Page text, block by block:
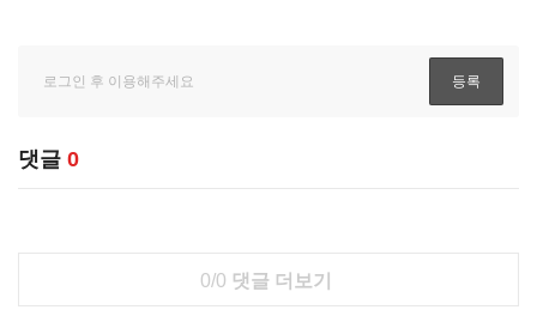
댓글 0
0/0 댓글 더보기